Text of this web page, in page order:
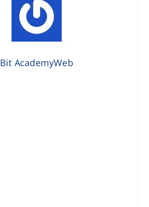
Bit AcademyWeb